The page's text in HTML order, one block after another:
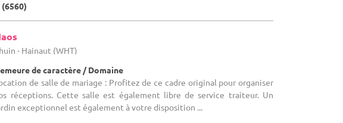
- Hainaut (WHT)
de caractère / Domaine
de salle de mariage : Profitez de ce cadre original pour organiser
réceptions. Cette salle est également libre de service traiteur. Un
exceptionnel est également à votre disposition ...